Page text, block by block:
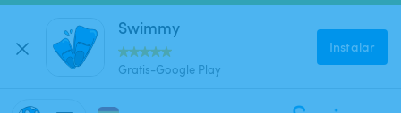
Swimmy
Gratis-Google Play
Instalar